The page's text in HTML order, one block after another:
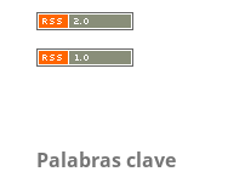
Palabras clave